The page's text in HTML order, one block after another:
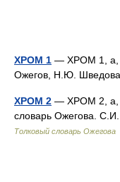
ХРОМ 1 — ХРОМ 1, а,
Ожегов, Н.Ю.
ХРОМ 2 — ХРОМ 2, а,
словарь Ожегова.
Толковый словарь Ожегова